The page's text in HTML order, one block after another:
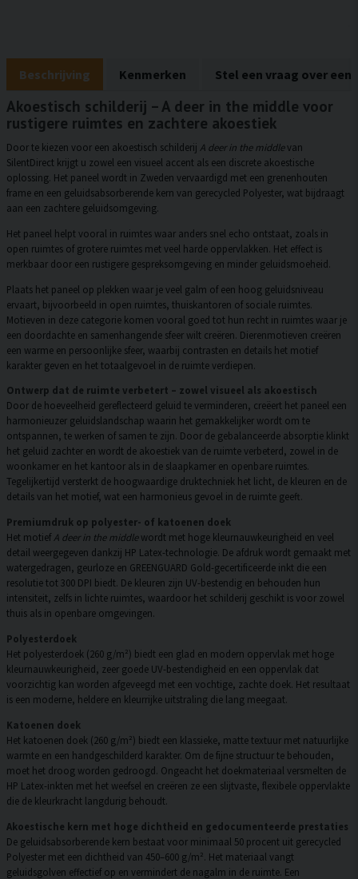
Beschrijving Kenmerken Stel een vraag over een
Akoestisch schilderij – A deer in the middle voor
rustigere ruimtes en zachtere akoestiek
Door te kiezen voor een akoestisch schilderij A deer in the middlevan
SilentDirect krijgt u zowel een visueel accent als een discrete akoestische
oplossing. Het paneel wordt in Zweden vervaardigd met een grenenhouten
frame en een geluidsabsorberende kern van gerecycled Polyester, wat bijdraagt
aan een zachtere geluidsomgeving.
Het paneel helpt vooral in ruimtes waar anders snel echo ontstaat, zoals in
open ruimtes of grotere ruimtes met veel harde oppervlakken. Het effect is
merkbaar door een rustigere gespreksomgeving en minder geluidsmoeheid.
Plaats het paneel op plekken waar je veel galm of een hoog geluidsniveau
ervaart, bijvoorbeeld in open ruimtes, thuiskantoren of sociale ruimtes.
Motieven in deze categorie komen vooral goed tot hun recht in ruimtes waar je
een doordachte en samenhangende sfeer wilt creëren. Dierenmotieven creëren
een warme en persoonlijke sfeer, waarbij contrasten en details het motief
karakter geven en het totaalgevoel in de ruimte verdiepen.
Ontwerp dat de ruimte verbetert – zowel visueel als akoestisch
Door de hoeveelheid gereflecteerd geluid te verminderen, creëert het paneel een
harmonieuzer geluidslandschap waarin het gemakkelijker wordt om te
ontspannen, te werken of samen te zijn. Door de gebalanceerde absorptie klinkt
het geluid zachter en wordt de akoestiek van de ruimte verbeterd, zowel in de
woonkamer en het kantoor als in de slaapkamer en openbare ruimtes.
Tegelijkertijd versterkt de hoogwaardige druktechniek het licht, de kleuren en de
details van het motief, wat een harmonieus gevoel in de ruimte geeft.
Premiumdruk op polyester- of katoenen doek
Het motiefA deer in the middlewordt met hoge kleurnauwkeurigheid en veel
detail weergegeven dankzij HP Latex-technologie. De afdruk wordt gemaakt met
watergedragen, geurloze en GREENGUARD Gold-gecertificeerde inkt die een
resolutie tot 300 DPI biedt. De kleuren zijn UV-bestendig en behouden hun
intensiteit, zelfs in lichte ruimtes, waardoor het schilderij geschikt is voor zowel
thuis als in openbare omgevingen.
Polyesterdoek
Het polyesterdoek (260 g/m²) biedt een glad en modern oppervlak met hoge
kleurnauwkeurigheid, zeer goede UV-bestendigheid en een oppervlak dat
voorzichtig kan worden afgeveegd met een vochtige, zachte doek. Het resultaat
is een moderne, heldere en kleurrijke uitstraling die lang meegaat.
Katoenen doek
Het katoenen doek (260 g/m²) biedt een klassieke, matte textuur met natuurlijke
warmte en een handgeschilderd karakter. Om de fijne structuur te behouden,
moet het droog worden gedroogd. Ongeacht het doekmateriaal versmelten de
HP Latex-inkten met het weefsel en creëren ze een slijtvaste, flexibele oppervlakte
die de kleurkracht langdurig behoudt.
Akoestische kern met hoge dichtheid en gedocumenteerde prestaties
De geluidsabsorberende kern bestaat voor minimaal 50 procent uit gerecycled
Polyester met een dichtheid van 450–600 g/m². Het materiaal vangt
geluidsgolven effectief op en vermindert de nagalm in de ruimte. Een